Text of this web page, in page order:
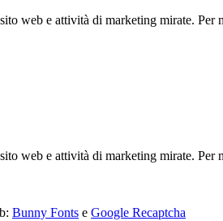
web e attività di marketing mirate. Per
web e attività di marketing mirate. Per
Bunny Fonts e Google Recaptcha